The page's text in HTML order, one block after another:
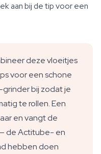
aan bij de tip voor een
deze vloeitjes
voor een schone
bij zodat je
te rollen. Een
en vangt de
de Actitube- en
hebben doen